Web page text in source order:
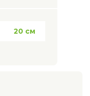
20 см